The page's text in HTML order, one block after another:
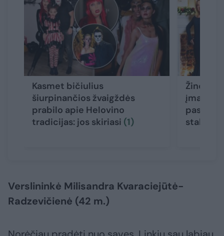
Kasmet bičiulius
šiurpinančios žvaigždės
prabilo apie Helovino
tradicijas: jos skiriasi (1)
Žinomi
pasakė,
stalo
Verslininkė Milisandra Kvaraciejūtė-
Radzevičienė (42 m.)